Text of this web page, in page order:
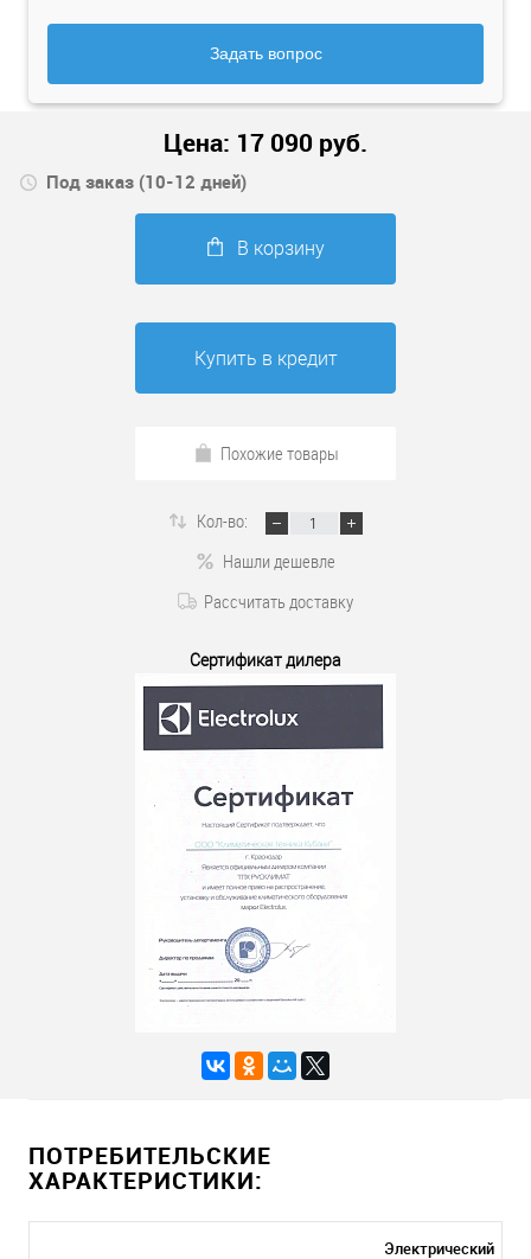
Задать вопрос
Цена: 17 090 руб.
Под заказ (10-12 дней)
В корзину
Купить в кредит
Похожие товары
Кол-во:
Нашли дешевле
Рассчитать доставку
Сертификат дилера
ПОТРЕБИТЕЛЬСКИЕ
ХАРАКТЕРИСТИКИ:
Электрический